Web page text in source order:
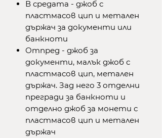
В средата - джоб с
пластмасов цип и метален
държач за документи или
банкноти
Отпред - джоб за
документи, малък джоб с
пластмасов цип, метален
държач. Зад него 3 отделни
прегради за банкноти и
отделно джоб за монети с
пластмасов цип и метален
държач